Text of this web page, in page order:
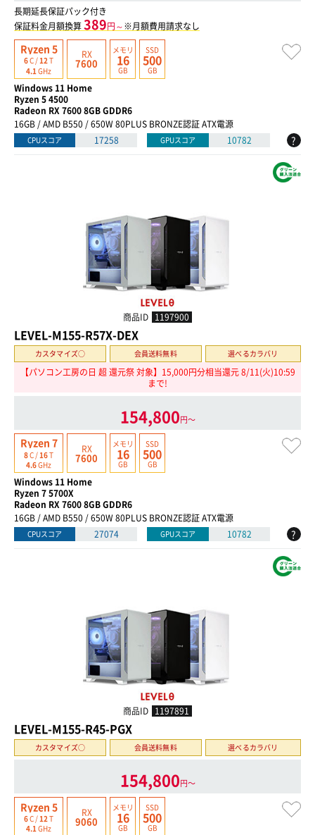
長期延長保証パック付き
保証料金月額換算389円～※月額費用請求なし
Ryzen 5
6C /12T
4.1 GHz
RX
7600
メモリ
16
GB
SSD
500
GB
Windows 11 Home
Ryzen 5 4500
Radeon RX 7600 8GB GDDR6
16GB / AMD B550 / 650W 80PLUS BRONZE認証 ATX電源
CPUスコア 17258 GPUスコア 10782 ?
商品ID 1197900
LEVEL-M155-R57X-DEX
カスタマイズ○ 会員送料無料 選べるカラバリ
【パソコン工房の日 超 還元祭 対象】15,000円分相当還元 8/11(火)10:59
まで!
154,800円〜
Ryzen 7
8C / 16T
4.6GHz
RX
7600
メモリ
16
GB
SSD
500
GB
Windows 11 Home
Ryzen 7 5700X
Radeon RX 7600 8GB GDDR6
16GB / AMD B550 / 650W 80PLUS BRONZE認証 ATX電源
CPUスコア 27074 GPUスコア 10782 ?
商品ID 1197891
LEVEL-M155-R45-PGX
カスタマイズ○ 会員送料無料 選べるカラバリ
154,800円〜
Ryzen 5
6C / 12 T
4.1GHz
RX
9060
メモリ
16
GB
SSD
500
GB